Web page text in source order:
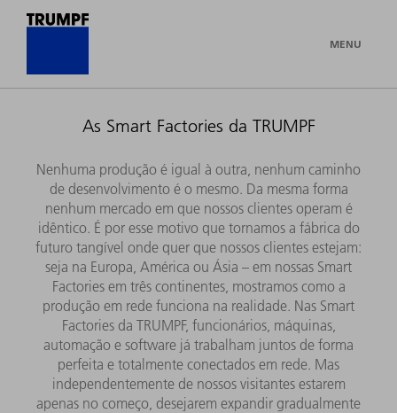
MENU
As Smart Factories da TRUMPF
Nenhuma produção é igual à outra, nenhum caminho
de desenvolvimento é o mesmo. Da mesma forma
nenhum mercado em que nossos clientes operam é
idêntico. É por esse motivo que tornamos a fábrica do
futuro tangível onde quer que nossos clientes estejam:
seja na Europa, América ou Ásia – em nossas Smart
Factories em três continentes, mostramos como a
produção em rede funciona na realidade. Nas Smart
Factories da TRUMPF, funcionários, máquinas,
automação e software já trabalham juntos de forma
perfeita e totalmente conectados em rede. Mas
independentemente de nossos visitantes estarem
apenas no começo, desejarem expandir gradualmente